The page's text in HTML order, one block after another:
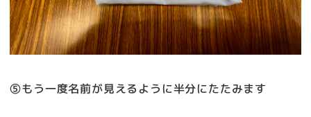
⑤もう一度名前が見えるように半分にたたみます